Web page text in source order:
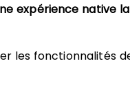
expérience native
les fonctionnalités